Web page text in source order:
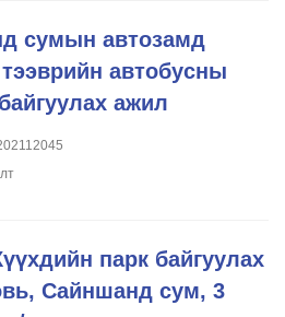
сумын автозамд
автобусны
ажил
парк байгуулах
Сайншанд сум, 3